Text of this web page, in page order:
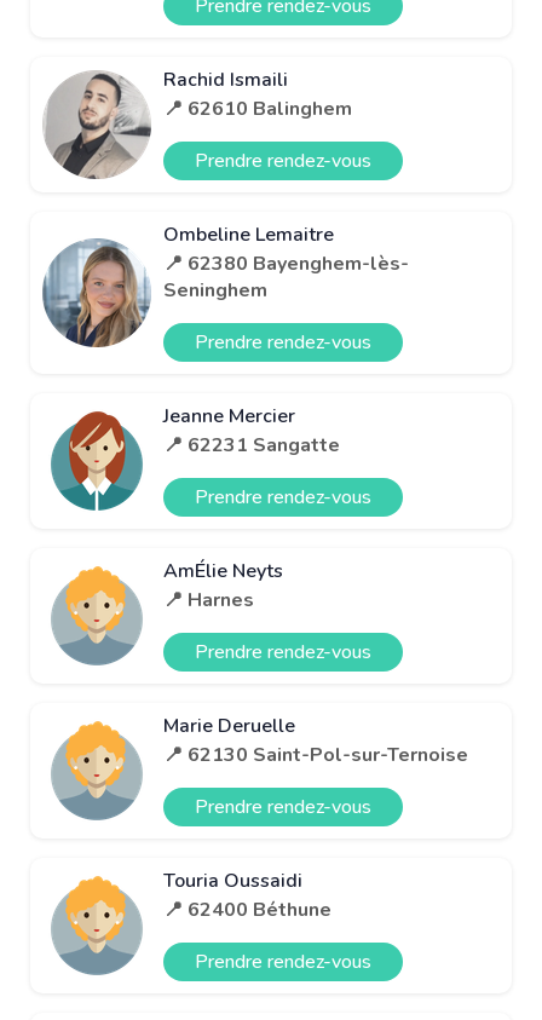
Prendre rendez-vous
Rachid Ismaili
📍 62610 Balinghem
Prendre rendez-vous
Ombeline Lemaitre
📍 62380 Bayenghem-lès-
Seninghem
Prendre rendez-vous
Jeanne Mercier
📍 62231 Sangatte
Prendre rendez-vous
AmÉlie Neyts
📍 Harnes
Prendre rendez-vous
Marie Deruelle
📍 62130 Saint-Pol-sur-Ternoise
Prendre rendez-vous
Touria Oussaidi
📍 62400 Béthune
Prendre rendez-vous